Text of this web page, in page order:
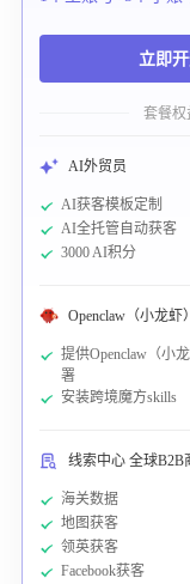
立即
套餐权
AI外贸员
AI获客模板定制
AI全托管自动获客
3000 AI积分
Openclaw（小龙虾
提供Openclaw（小
署
安装跨境魔方skills
线索中心 全球B2B
海关数据
地图获客
领英获客
Facebook获客